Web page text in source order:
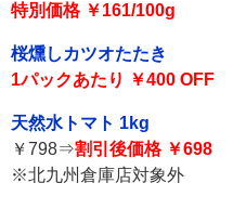
特別価格 ￥161/100g
桜燻しカツオたたき
1パックあたり ￥400 OFF
天然水トマト 1kg
￥798⇒割引後価格 ￥698
※北九州倉庫店対象外